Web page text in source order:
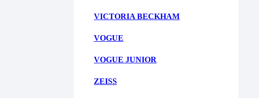
VICTORIA BECKHAM
VOGUE
VOGUE JUNIOR
ZEISS